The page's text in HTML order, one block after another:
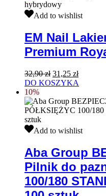
EM
Lakier
hybrydowy
Premium
Royal
Add to wishlist
EM Nail
Premium
32,90zł Pierwotna
cena
32,90 zł.
31,25 złAktualna
31,25 zł.
DO KOSZYKA
10%
Aba
BEZPIECZNY
PAKIET
Pilnik
do
paznokci
PÓŁKSIĘŻYC
Add to wishlist
Aba Group
Pilnik do
100/180